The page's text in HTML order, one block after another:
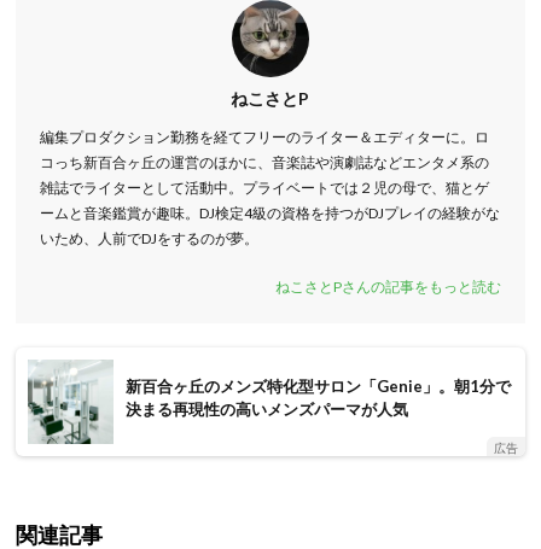
ねこさとP
編集プロダクション勤務を経てフリーのライター＆エディターに。ロ
コっち新百合ヶ丘の運営のほかに、音楽誌や演劇誌などエンタメ系の
雑誌でライターとして活動中。プライベートでは２児の母で、猫とゲ
ームと音楽鑑賞が趣味。DJ検定4級の資格を持つがDJプレイの経験がな
いため、人前でDJをするのが夢。
ねこさとPさんの記事をもっと読む
新百合ヶ丘のメンズ特化型サロン「Genie」。朝1分で
決まる再現性の高いメンズパーマが人気
広告
関連記事